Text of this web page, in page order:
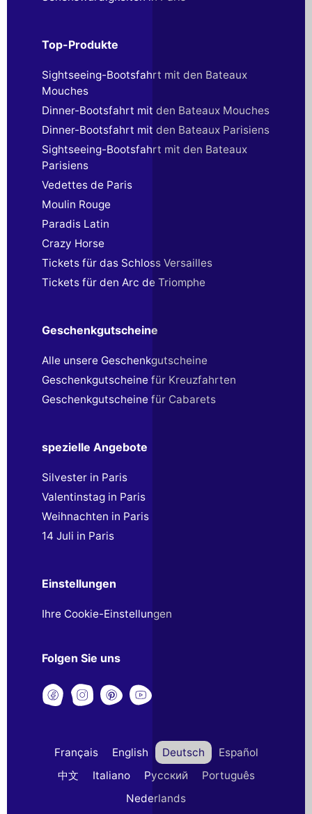
Top-Produkte
Sightseeing-Bootsfahrt mit den Bateaux
Mouches
Dinner-Bootsfahrt mit den Bateaux Mouches
Dinner-Bootsfahrt mit den Bateaux Parisiens
Sightseeing-Bootsfahrt mit den Bateaux
Parisiens
Vedettes de Paris
Moulin Rouge
Paradis Latin
Crazy Horse
Tickets für das Schloss Versailles
Tickets für den Arc de Triomphe
Geschenkgutscheine
Alle unsere Geschenkgutscheine
Geschenkgutscheine für Kreuzfahrten
Geschenkgutscheine für Cabarets
spezielle Angebote
Silvester in Paris
Valentinstag in Paris
Weihnachten in Paris
14 Juli in Paris
Einstellungen
Ihre Cookie-Einstellungen
Folgen Sie uns
Français English Deutsch
Español
中文
Italiano Русский
Português
Nederlands